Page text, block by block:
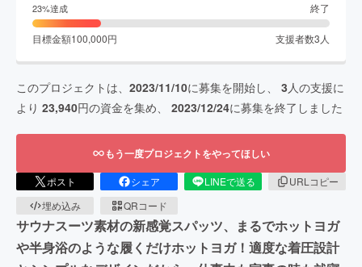
23%達成 終了
目標金額100,000円 支援者数3 人
このプロジェクトは、 2023/11/10に募集を開始し、 3人の支援に
より 23,940円の資金を集め、 2023/12/24に募集を終了しました
もう一度プロジェクトをやってほしい
ポスト シェア LINEで送る
URLコピー
埋め込み
QRコード
サウナスーツ素材の新感覚スパッツ、まるでホットヨガ
や半身浴のような履くだけホットヨガ！適度な着圧設計